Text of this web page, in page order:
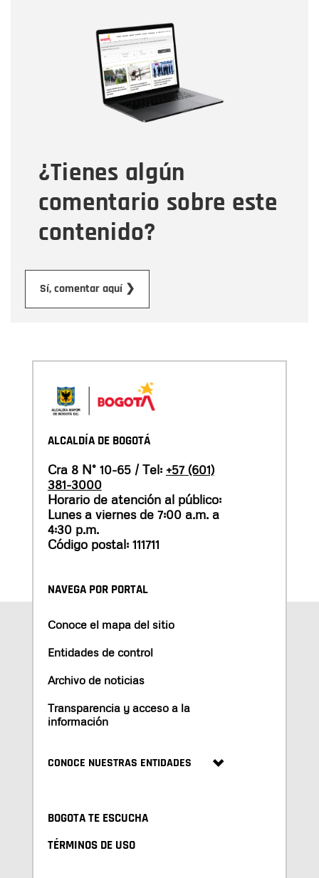
¿Tienes algún
comentario sobre este
contenido?
Sí, comentar aquí ❯
Correo electrónico
Tipo de comentario
Mensaje
ALCALDÍA DE BOGOTÁ
Cra 8 N° 10-65 / Tel: +57 (601)
381-3000
Horario de atención al público:
Lunes a viernes de 7:00 a.m. a
4:30 p.m.
Código postal: 111711
NAVEGA POR PORTAL
Conoce el mapa del sitio
Entidades de control
Archivo de noticias
Transparencia y acceso a la
información
CONOCE NUESTRAS ENTIDADES
BOGOTA TE ESCUCHA
TÉRMINOS DE USO